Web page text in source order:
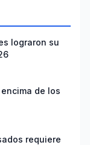
lograron su
de los
requiere